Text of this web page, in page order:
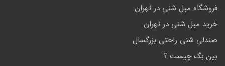
فروشگاه مبل شنی در تهران
خرید مبل شنی در تهران
صندلی شنی راحتی بزرگسال
بین بگ چیست ؟